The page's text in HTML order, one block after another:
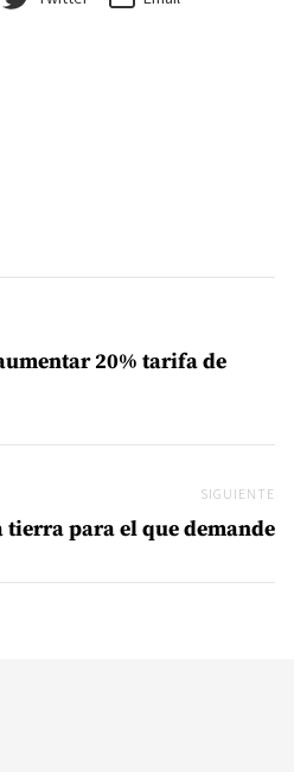
20% tarifa de
SIGUIENTE
tierra para el que demande